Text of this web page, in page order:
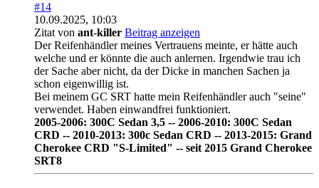
#14
10.09.2025, 10:03
Zitat von ant-killer Beitrag anzeigen
Der Reifenhändler meines Vertrauens meinte, er hätte auch
welche und er könnte die auch anlernen. Irgendwie trau ich
der Sache aber nicht, da der Dicke in manchen Sachen ja
schon eigenwillig ist.
Bei meinem GC SRT hatte mein Reifenhändler auch "seine"
verwendet. Haben einwandfrei funktioniert.
2005-2006: 300C Sedan 3,5 -- 2006-2010: 300C Sedan
CRD -- 2010-2013: 300c Sedan CRD -- 2013-2015: Grand
Cherokee CRD "S-Limited" -- seit 2015 Grand Cherokee
SRT8